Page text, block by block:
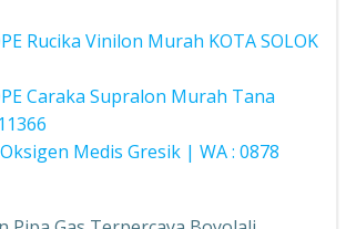
Rucika Vinilon Murah KOTA SOLOK
Caraka Supralon Murah Tana
Medis Gresik | WA : 0878